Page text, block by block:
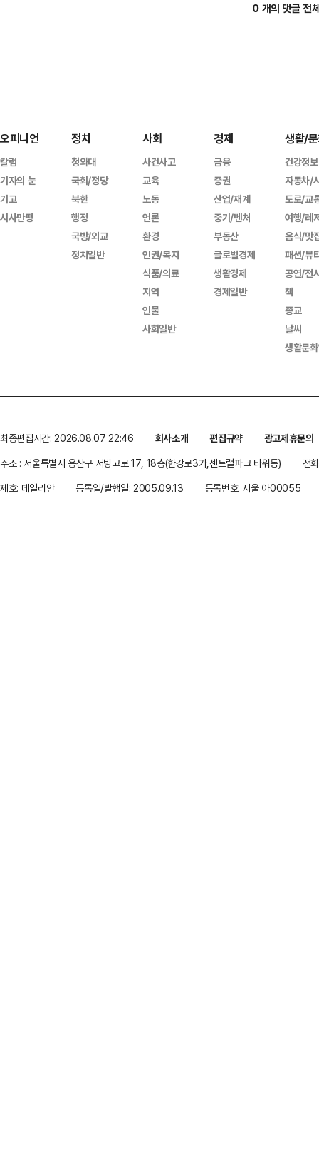
0 개의 댓글 전
오피니언
칼럼
기자의 눈
기고
시사만평
정치
청와대
국회/정당
북한
행정
국방/외교
정치일반
사회
사건사고
교육
노동
언론
환경
인권/복지
식품/의료
지역
인물
사회일반
경제
금융
증권
산업/재계
중기/벤처
부동산
글로벌경제
생활경제
경제일반
생활/
건강정보
자동차/
도로/교
여행/레
음식/맛
패션/뷰
공연/전
책
종교
날씨
생활문
최종편집시간: 2026.08.07 22:46 회사소개 편집규약
광고제휴문의
주소 : 서울특별시 용산구 서빙고로 17, 18층(한강로3가,센트럴파크 타워동)
전
제호: 데일리안
등록일/발행일: 2005.09.13 등록번호: 서울 아00055